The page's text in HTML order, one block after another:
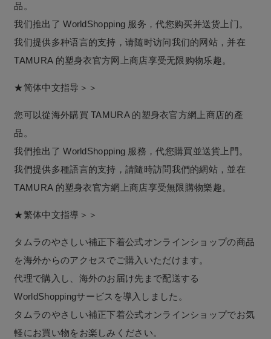
品。
我们推出了 WorldShopping 服务，代您购买并送货上门。
我们提供多种语言的支持，请随时访问我们的网站，并在
TAMURA 的塑身衣官方网上商店享受无限购物乐趣。
★简体中文指导＞＞
您可以從海外購買 TAMURA 的塑身衣官方網上商店的產
品。
我們推出了 WorldShopping 服務，代您購買並送貨上門。
我們提供多種語言的支持，請隨時訪問我們的網站，並在
TAMURA 的塑身衣官方網上商店享受無限購物樂趣。
★繁体中文指導＞＞
タムラのやさしい補正下着公式オンラインショップの商品
を海外からのアクセスでご購入いただけます。
代理で購入し、海外のお届け先まで配送する
WorldShoppingサービスを導入しました。
タムラのやさしい補正下着公式オンラインショップでお気
軽にお買い物をお楽しみください。